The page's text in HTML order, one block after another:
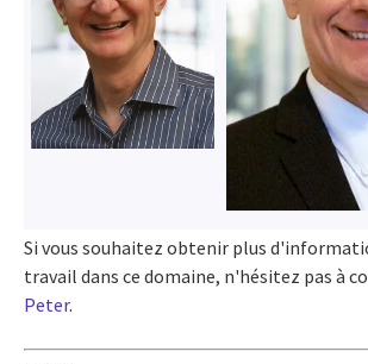
Si vous souhaitez obtenir plus
travail dans ce domaine, n'hésitez pas à
Peter.